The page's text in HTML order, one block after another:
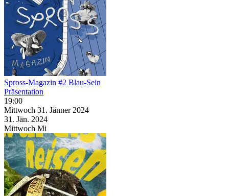
Spross-Magazin #2 Blau-Sein
Präsentation
19:00
Mittwoch 31. Jänner 2024
31. Jän. 2024
Mittwoch Mi